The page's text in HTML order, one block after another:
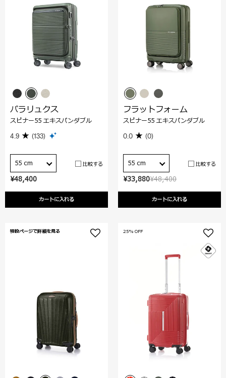
¥48,400
カートに入れる
パラリュクス
スピナー55 エキスパンダブル
4.9 (133)
55 cm 比較する
¥48,400
¥33,880
カートに入れる
フラットフォーム
スピナー55 エキスパンダブル
0.0 (0)
55 cm 比較する
特設ページで詳細を見る 25% OFF